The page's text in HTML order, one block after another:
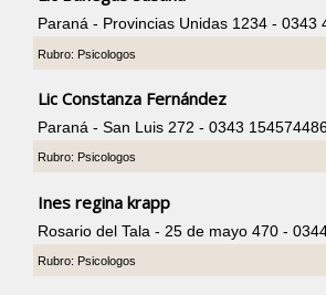
Paraná - Provincias Unidas 1234 - 0343
Rubro: Psicologos
Lic Constanza Fernández
Paraná - San Luis 272 - 0343
Rubro: Psicologos
Ines regina krapp
Rosario del Tala - 25 de mayo 470 -
Rubro: Psicologos